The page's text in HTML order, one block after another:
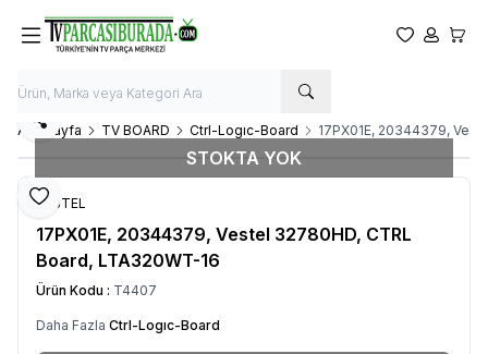
Favorilerim
Hesabım
Ana Sayfa TV BOARD Ctrl-Logıc-Board 17PX01E, 20344379,
STOKTA YOK
Favoriye Ekle
Paylaş
VESTEL
17PX01E, 20344379, Vestel 32780HD, CTRL
Board, LTA320WT-16
Ürün Kodu : T4407
Daha Fazla Ctrl-Logıc-Board